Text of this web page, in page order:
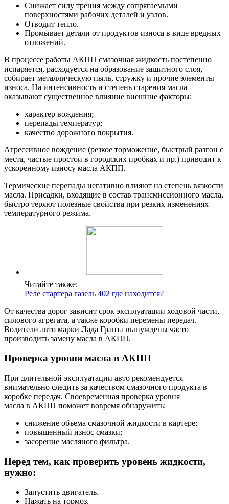
Снижает силу трения между сопрягаемыми
поверхностями рабочих деталей и узлов.
Отводит тепло.
Промывает детали от продуктов износа в виде вредных
отложений.
В процессе работы АКПП смазочная жидкость постепенно
испаряется, расходуется на образование защитного слоя,
собирает металлическую пыль, стружку и прочие элементы
износа. На интенсивность и степень старения масла
оказывают существенное влияние внешние факторы:
характер вождения;
перепады температур;
качество дорожного покрытия.
Агрессивное вождение (резкое торможение, быстрый разгон с
места, частые простои в городских пробках и пр.) приводит к
ускоренному износу масла АКПП.
Термические перепады негативно влияют на степень вязкости
масла. Присадки, входящие в состав трансмиссионного масла,
быстро теряют полезные свойства при резких изменениях
температурного режима.
Читайте также:
Реле стартера газель 402 где находится?
От качества дорог зависит срок эксплуатации ходовой части,
силового агрегата, а также коробки перемены передач.
Водители авто марки Лада Гранта вынуждены часто
производить замену масла в АКПП.
Проверка уровня масла в АКПП
При длительной эксплуатации авто рекомендуется
внимательно следить за качеством смазочного продукта в
коробке передач. Своевременная проверка уровня
масла в АКПП поможет вовремя обнаружить:
снижение объема смазочной жидкости в картере;
повышенный износ смазки;
засорение масляного фильтра.
Перед тем, как проверить уровень жидкости,
нужно:
Запустить двигатель.
Нажать на тормоз.